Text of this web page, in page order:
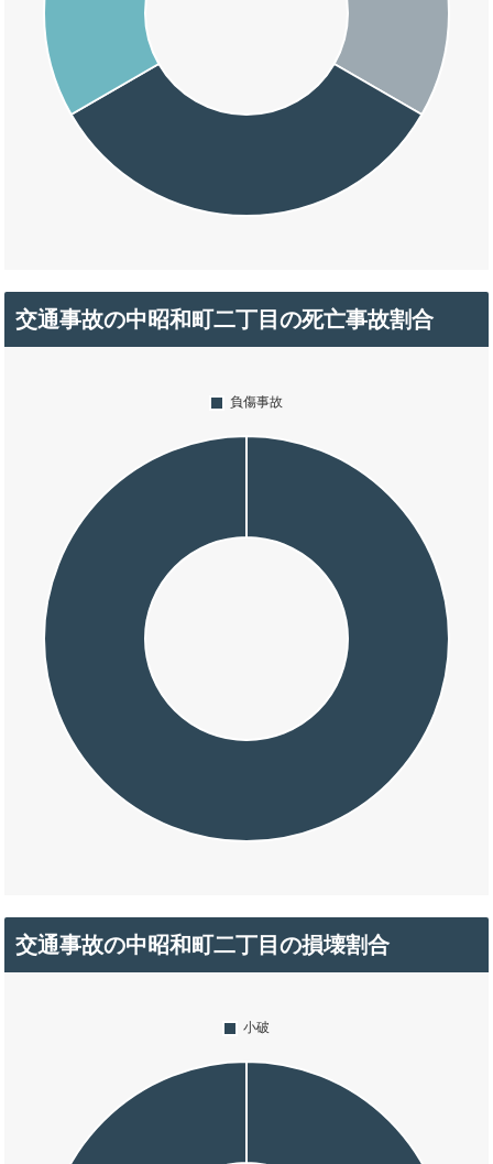
交通事故の中昭和町二丁目の死亡事故割合
交通事故の中昭和町二丁目の損壊割合